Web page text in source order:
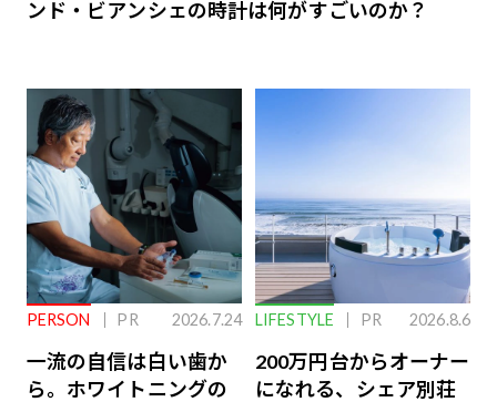
ンド・ビアンシェの時計は何がすごいのか？
PERSON PR 2026.7.24
一流の自信は白い歯か
ら。ホワイトニングの
LIFESTYLE PR 2026.8.6
200万円台からオーナー
になれる、シェア別荘